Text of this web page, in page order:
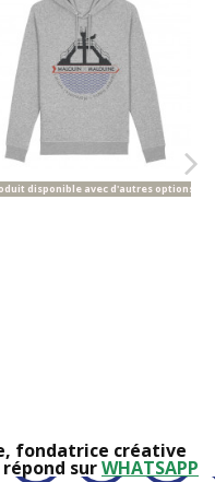
disponible avec d'autres options
fondatrice créative
répond surWHATSAPP